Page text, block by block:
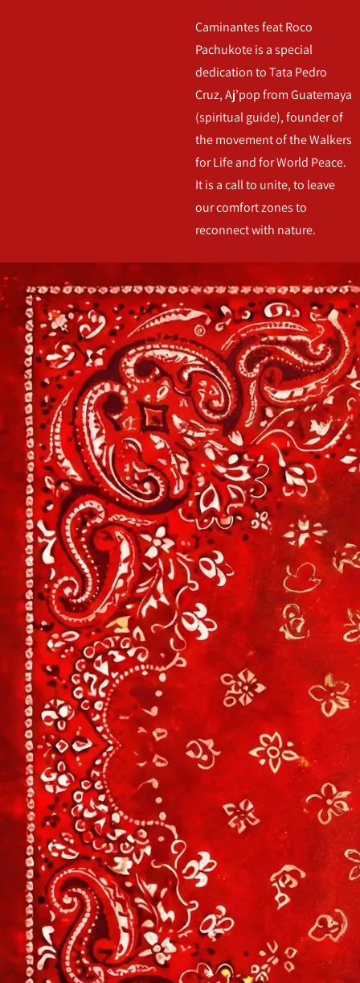
Caminantes feat Roco
Pachukote is a special
dedication to Tata Pedro
Cruz, Aj’pop from Guatemaya
(spiritual guide), founder of
the movement of the Walkers
for Life and for World Peace.
It is a call to unite, to leave
our comfort zones to
reconnect with nature.